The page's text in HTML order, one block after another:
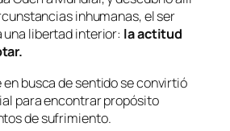
inhumanas, el ser
una libertad interior: la actitud
en busca de sentidose convirtió
para encontrar propósito
de sufrimiento.